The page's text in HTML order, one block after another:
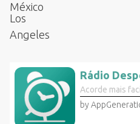
México
Los
Angeles
Rádio
Acorde mais
by